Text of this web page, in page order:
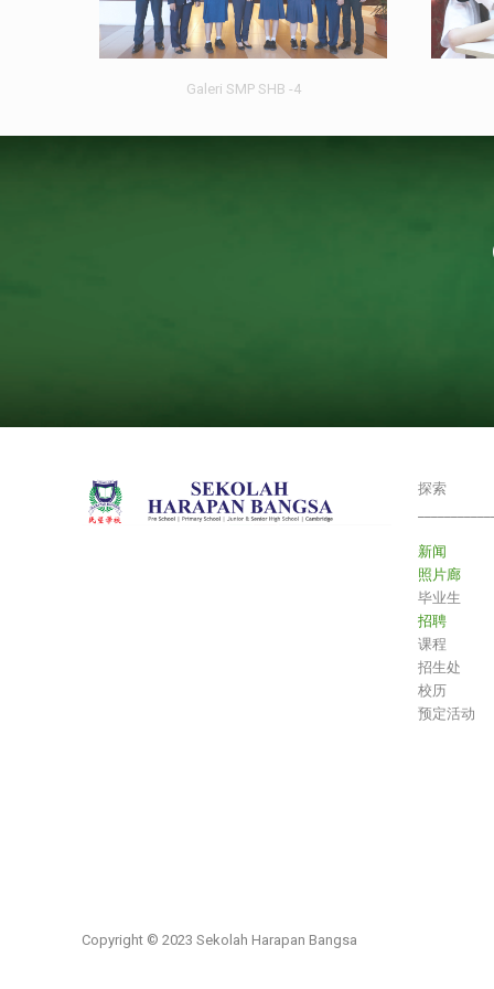
Galeri SMP SHB -4
探索
新闻
照片廊
毕业生
招聘
课程
招生处
校历
预定活动
Copyright © 2023 Sekolah Harapan Bangsa